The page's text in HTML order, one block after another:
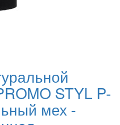
STYL P-
мех -